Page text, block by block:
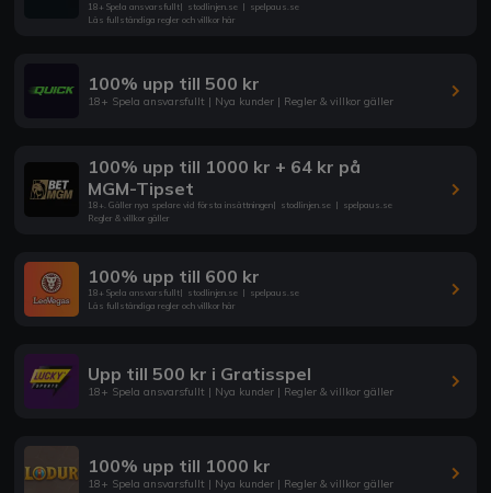
18+ Spela ansvarsfullt| stodlinjen.se | spelpaus.se
Läs fullständiga regler och villkor här
100% upp till 500 kr
18+ Spela ansvarsfullt | Nya kunder | Regler & villkor gäller
100% upp till 1000 kr + 64 kr på
MGM-Tipset
18+. Gäller nya spelare vid första insättningen| stodlinjen.se | spelpaus.se
Regler & villkor gäller
100% upp till 600 kr
18+ Spela ansvarsfullt| stodlinjen.se | spelpaus.se
Läs fullständiga regler och villkor här
Upp till 500 kr i Gratisspel
18+ Spela ansvarsfullt | Nya kunder | Regler & villkor gäller
100% upp till 1000 kr
18+ Spela ansvarsfullt | Nya kunder | Regler & villkor gäller